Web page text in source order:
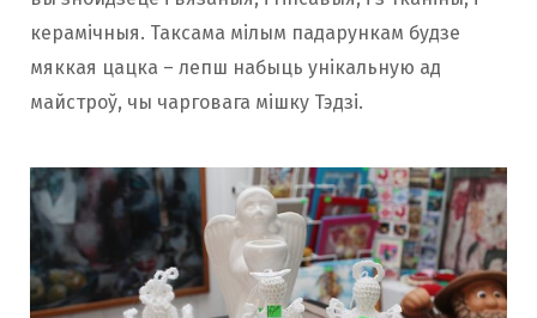
керамічныя. Таксама мілым падарункам будзе
мяккая цацка – лепш набыць унікальную ад
майстроў, чы чарговага мішку Тэдзі.